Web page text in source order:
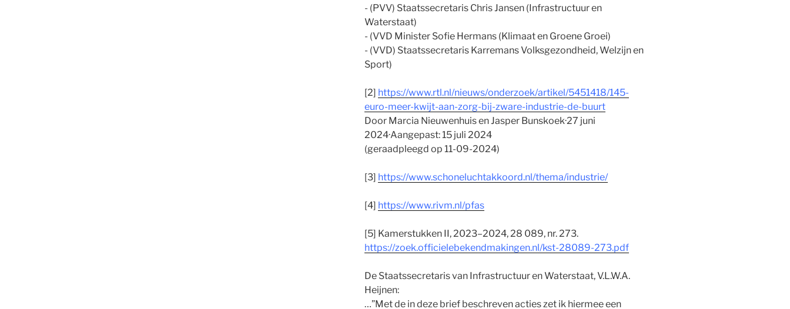
- (PVV) Staatssecretaris Chris Jansen (Infrastructuur en
Waterstaat)
- (VVD Minister Sofie Hermans (Klimaat en Groene Groei)
- (VVD) Staatssecretaris Karremans Volksgezondheid, Welzijn en
Sport)
[2] https://www.rtl.nl/nieuws/onderzoek/artikel/5451418/145-
euro-meer-kwijt-aan-zorg-bij-zware-industrie-de-buurt
Door Marcia Nieuwenhuis en Jasper Bunskoek·27 juni
2024·Aangepast: 15 juli 2024
(geraadpleegd op 11-09-2024)
[3] https://www.schoneluchtakkoord.nl/thema/industrie/
[4] https://www.rivm.nl/pfas
[5] Kamerstukken II, 2023–2024, 28 089, nr. 273.
https://zoek.officielebekendmakingen.nl/kst-28089-273.pdf
De Staatssecretaris van Infrastructuur en Waterstaat, V.L.W.A.
Heijnen:
…”Met de in deze brief beschreven acties zet ik hiermee een